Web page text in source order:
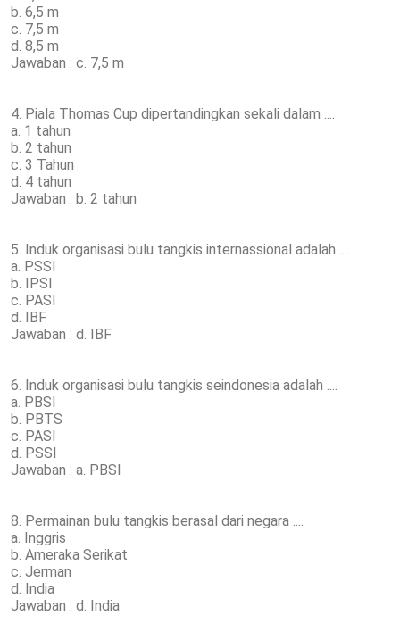
b. 6,5 m
c. 7,5 m
d. 8,5 m
Jawaban : c. 7,5 m
4. Piala Thomas Cup dipertandingkan sekali dalam ....
a. 1 tahun
b. 2 tahun
c. 3 Tahun
d. 4 tahun
Jawaban : b. 2 tahun
5. Induk organisasi bulu tangkis internassional adalah ....
a. PSSI
b. IPSI
c. PASI
d. IBF
Jawaban : d. IBF
6. Induk organisasi bulu tangkis seindonesia adalah ....
a. PBSI
b. PBTS
c. PASI
d. PSSI
Jawaban : a. PBSI
8. Permainan bulu tangkis berasal dari negara ....
a. Inggris
b. Ameraka Serikat
c. Jerman
d. India
Jawaban : d. India